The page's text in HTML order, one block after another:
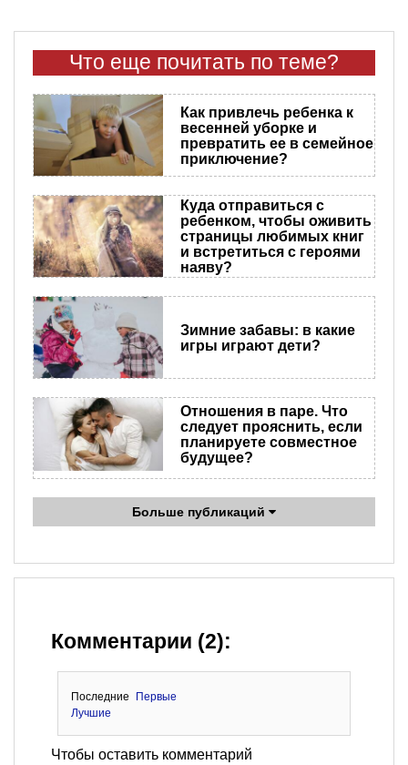
Что еще почитать по теме?
Как привлечь ребенка к
весенней уборке и
превратить ее в семейное
приключение?
Куда отправиться с
ребенком, чтобы оживить
страницы любимых книг
и встретиться с героями
наяву?
Зимние забавы: в какие
игры играют дети?
Отношения в паре. Что
следует прояснить, если
планируете совместное
будущее?
Больше публикаций
Комментарии (2):
Последние
Первые
Лучшие
Чтобы оставить комментарий